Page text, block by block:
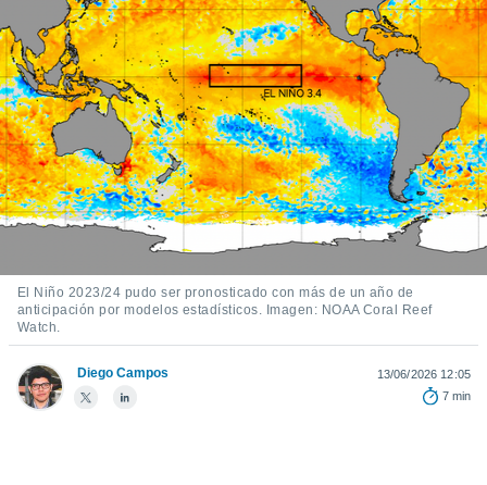
seguir
contenido
coste.
botón
a la
la
todas
ya sean
y análisis
en
así como
perfil
y
ACEPTAR
Y
CONTINUAR
CONFIGURACIÓN
El Niño 2023/24 pudo ser pronosticado con más de un año de
anticipación por modelos estadísticos. Imagen: NOAA Coral Reef
Watch.
Diego Campos
13/06/2026 12:05
7 min